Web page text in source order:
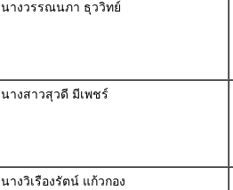
นางวรรณนภา ธุววิทย์
นางสาวสุวดี มีเพชร์
นางวิเรืองรัตน์ แก้วกอง